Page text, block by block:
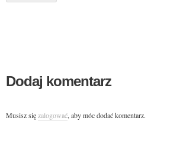
Dodaj komentarz
Musisz sięzalogować, aby móc dodać komentarz.